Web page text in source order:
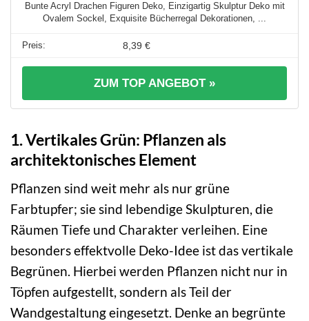
Bunte Acryl Drachen Figuren Deko, Einzigartig Skulptur Deko mit
Ovalem Sockel, Exquisite Bücherregal Dekorationen, ...
8,39 €
ZUM TOP ANGEBOT »
1. Vertikales Grün: Pflanzen als
architektonisches Element
Pflanzen sind weit mehr als nur grüne
Farbtupfer; sie sind lebendige Skulpturen, die
Räumen Tiefe und Charakter verleihen. Eine
besonders effektvolle Deko-Idee ist das vertikale
Begrünen. Hierbei werden Pflanzen nicht nur in
Töpfen aufgestellt, sondern als Teil der
Wandgestaltung eingesetzt. Denke an begrünte